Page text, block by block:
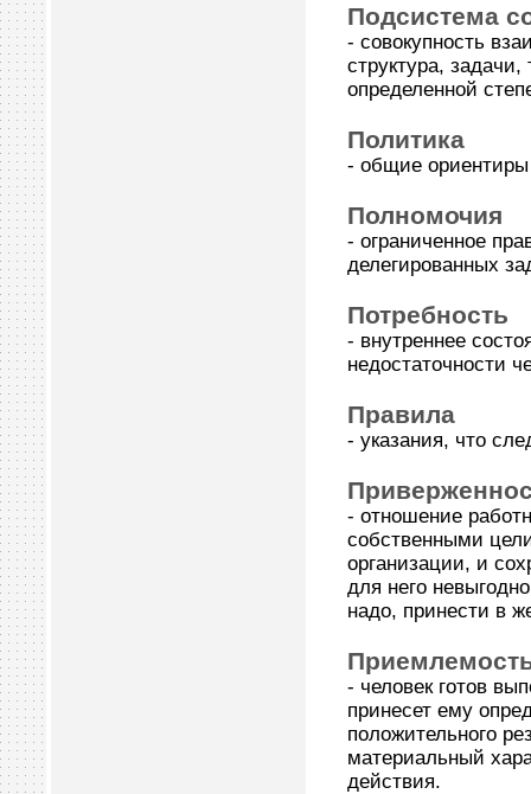
Подсистема
- совокупность
структура,
определенной
Политика
- общие
Полномочия
- ограниченное
делегированных
Потребность
- внутреннее
недостаточности
Правила
- указания, что
- отношение
собственными
организации, и
для него
надо, принести в
- человек готов
принесет ему
положительного
материальный
действия.